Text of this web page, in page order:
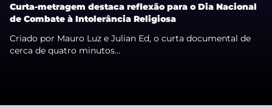
Curta-metragem destaca reflexão para o Dia Nacional
de Combate à Intolerância Religiosa
Criado por Mauro Luz e Julian Ed, o curta documental de
cerca de quatro minutos...